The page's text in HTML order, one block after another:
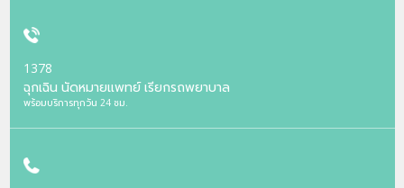
1378
ฉุกเฉิน นัดหมายแพทย์ เรียกรถพยาบาล
พร้อมบริการทุกวัน 24 ชม.